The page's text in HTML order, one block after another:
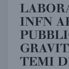
INFN
TEMI